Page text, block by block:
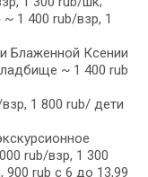
1 400 rub/взр, 1
Блаженной Ксении
~ 1 400 rub
1 800 rub/ дети
rub/взр, 1 300
900 rub c 6 до 13,99